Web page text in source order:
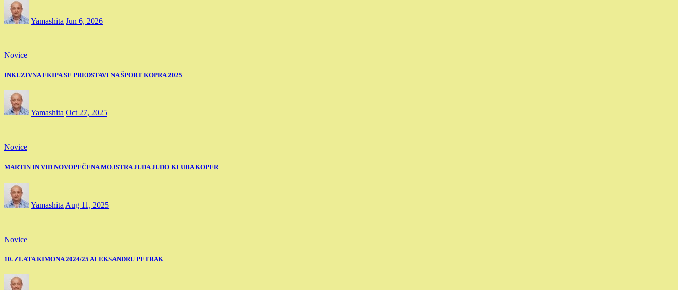
Yamashita Jun 6, 2026
Novice
INKUZIVNA EKIPA SE PREDSTAVI NA ŠPORT KOPRA 2025
Yamashita Oct 27, 2025
Novice
MARTIN IN VID NOVOPEČENA MOJSTRA JUDA JUDO KLUBA KOPER
Yamashita Aug 11, 2025
Novice
10. ZLATA KIMONA 2024/25 ALEKSANDRU PETRAK